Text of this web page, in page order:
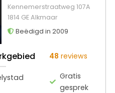
Kennemerstraatweg 107A
1814 GE Alkmaar
Beëdigd in 2009
48 reviews
Gratis
gesprek